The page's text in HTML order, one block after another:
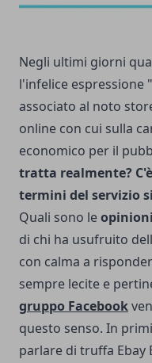
Negli ultimi giorni
l'infelice espressione "
associato al noto
online con cui sulla
economico per il
tratta realmente?
termini del servizio
Quali sono leopinioni
di chi ha usufruito
con calma a
sempre lecite e
gruppo Facebook
questo senso. In
parlare di truffa Ebay